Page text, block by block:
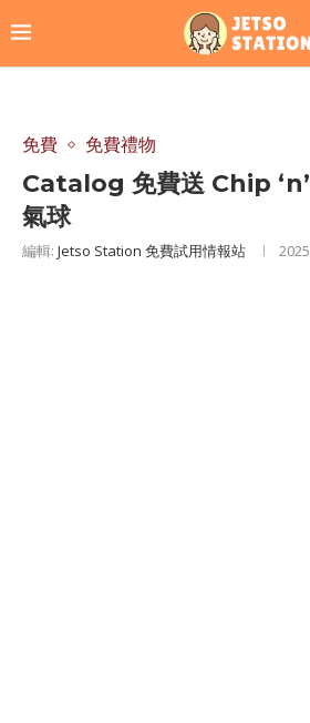
免費 免費禮物
Catalog 免費送 Chip
氣球
編輯: Jetso Station 免費試用情報站